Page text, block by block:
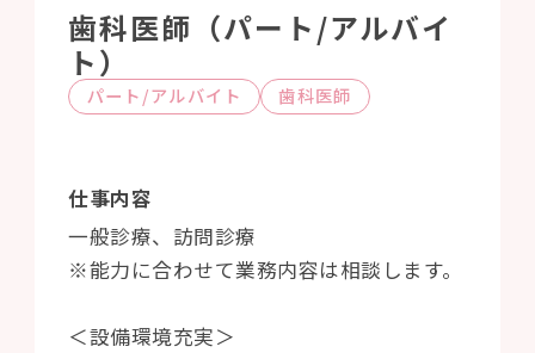
歯科医師（パート/アルバイ
ト）
パート/アルバイト 歯科医師
仕事内容
一般診療、訪問診療
※能力に合わせて業務内容は相談します。
＜設備環境充実＞